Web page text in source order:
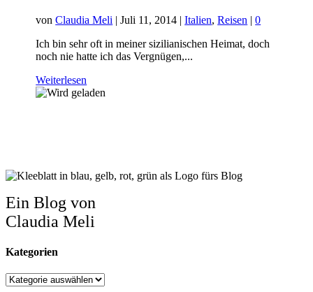
vonClaudia Meli |Juli 11, 2014 |Italien,Reisen |0
Ich bin sehr oft in meiner sizilianischen Heimat, doch
noch nie hatte ich das Vergnügen,...
Weiterlesen
Ein Blog von
Claudia Meli
Kategorien
Kategorien